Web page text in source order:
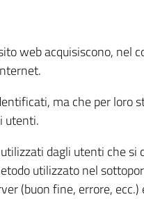
web acquisiscono, nel
ma che per loro
utenti.
dagli utenti che
utilizzato nel
(buon fine, errore,